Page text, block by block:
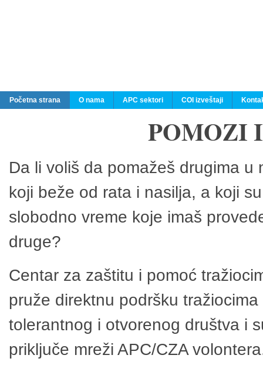
Početna strana O nama APC sektori COI izveštaji
POMOZI
Da li voliš da pomažeš drugima
koji beže od rata i nasilja, a koji
slobodno vreme koje imaš
druge?
Centar za zaštitu i pomoć
pruže direktnu podršku
tolerantnog i otvorenog društva i
priključe mreži APC/CZA